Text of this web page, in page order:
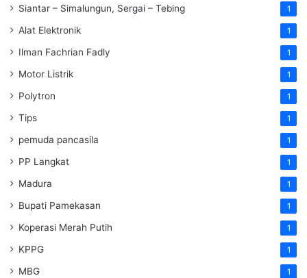
Siantar – Simalungun, Sergai – Tebing 1
Alat Elektronik 1
Ilman Fachrian Fadly 1
Motor Listrik 1
Polytron 1
Tips 1
pemuda pancasila 1
PP Langkat 1
Madura 1
Bupati Pamekasan 1
Koperasi Merah Putih 1
KPPG 1
MBG 1